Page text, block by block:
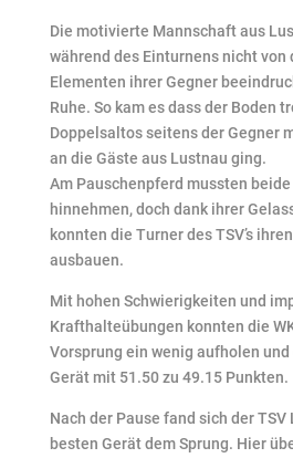
Die motivierte Mannschaft aus
während des Einturnens nicht von
Elementen ihrer Gegner
Ruhe. So kam es dass der Boden
Doppelsaltos seitens der Gegner
an die Gäste aus Lustnau ging.
Am Pauschenpferd mussten
hinnehmen, doch dank ihrer
konnten die Turner des TSV’s
ausbauen.
Mit hohen Schwierigkeiten und
Krafthalteübungen konnten die
Vorsprung ein wenig aufholen
Gerät mit 51.50 zu 49.15 Punkten.
Nach der Pause fand sich der
besten Gerät dem Sprung. Hier